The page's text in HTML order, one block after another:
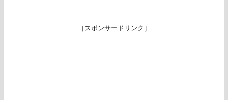
［スポンサードリンク］